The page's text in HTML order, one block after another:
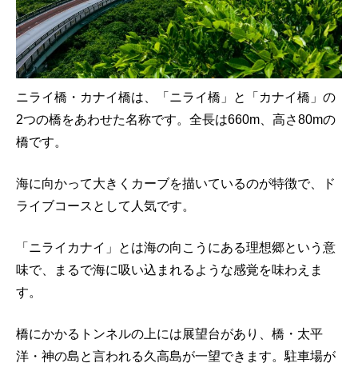
ニライ橋・カナイ橋は、「ニライ橋」と「カナイ橋」の
2つの橋をあわせた名称です。全長は660m、高さ80mの
橋です。
海に向かって大きくカーブを描いているのが特徴で、ド
ライブコースとして人気です。
「ニライカナイ」とは海の向こうにある理想郷という意
味で、まるで海に吸い込まれるような感覚を味わえま
す。
橋にかかるトンネルの上には展望台があり、橋・太平
洋・神の島と言われる久高島が一望できます。駐車場が